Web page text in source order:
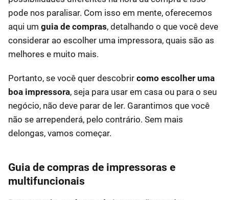
pode nos paralisar. Com isso em mente, oferecemos
aqui um guia de compras, detalhando o que você deve
considerar ao escolher uma impressora, quais são as
melhores e muito mais.
Portanto, se você quer descobrir como escolher uma
boa impressora, seja para usar em casa ou para o seu
negócio, não deve parar de ler. Garantimos que você
não se arrependerá, pelo contrário. Sem mais
delongas, vamos começar.
Guia de compras de impressoras e
multifuncionais